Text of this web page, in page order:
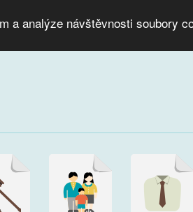
a analýze návštěvnosti soubory